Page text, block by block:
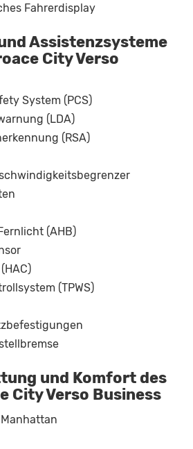
Fahrerdisplay
Assistenzsysteme
City Verso
System (PCS)
(LDA)
(RSA)
(AHB)
(TPWS)
und Komfort des
City Verso Business